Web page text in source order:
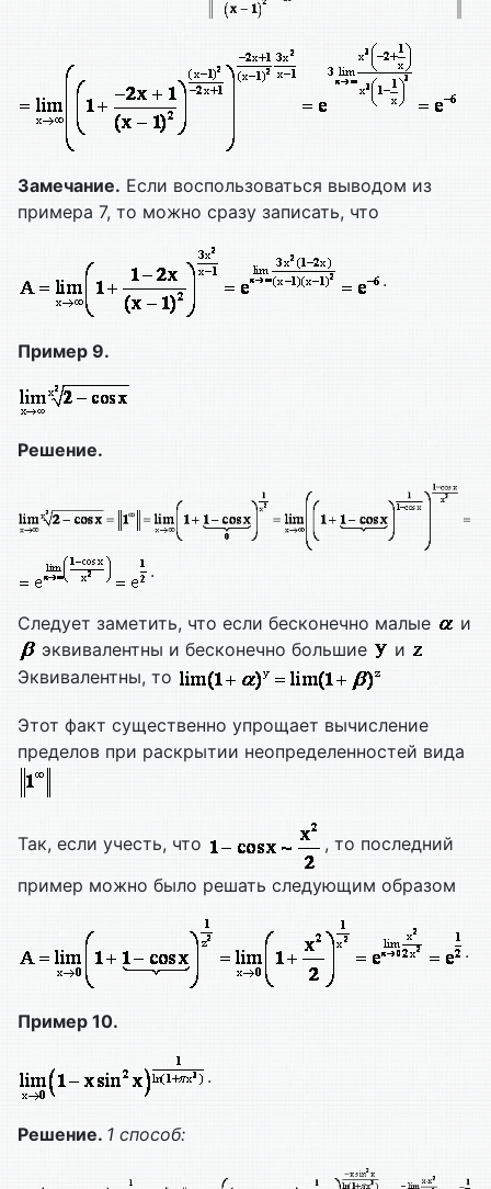
Замечание. Если воспользоваться выводом из
примера 7, то можно сразу записать, что
.
Пример 9.
Решение.
.
Следует заметить, что если бесконечно малые
и
эквивалентны и бесконечно большие
и
Эквивалентны, то
Этот факт существенно упрощает вычисление
пределов при раскрытии неопределенностей вида
Так, если учесть, что
, то последний
пример можно было решать следующим образом
.
Пример 10.
.
Решение. 1 способ: